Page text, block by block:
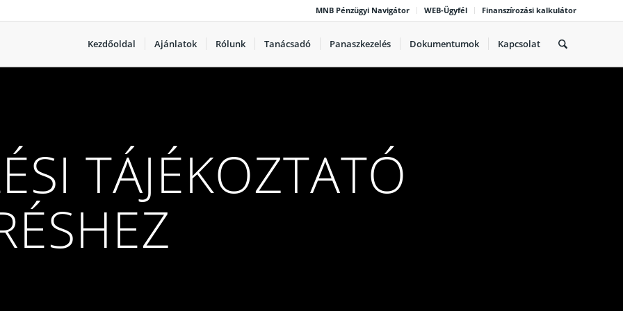
MNB Pénzügyi Navigátor WEB-Ügyfél Finanszírozási kalkulátor
Kezdőoldal Ajánlatok Rólunk Tanácsadó Panaszkezelés Dokumentumok Kapcsolat
TÁJÉKOZTATÓ